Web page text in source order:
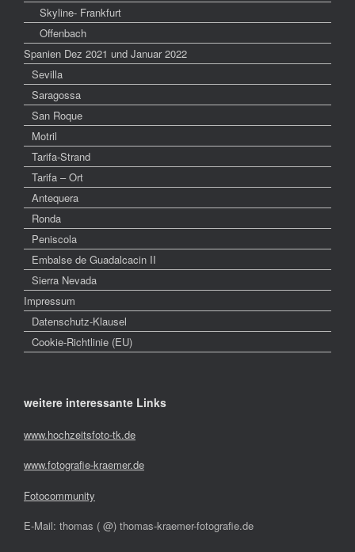
Skyline- Frankfurt
Offenbach
Spanien Dez 2021 und Januar 2022
Sevilla
Saragossa
San Roque
Motril
Tarifa-Strand
Tarifa – Ort
Antequera
Ronda
Peniscola
Embalse de Guadalcacin II
Sierra Nevada
Impressum
Datenschutz-Klausel
Cookie-Richtlinie (EU)
weitere interessante Links
www.hochzeitsfoto-tk.de
www.fotografie-kraemer.de
Fotocommunity
E-Mail: thomas ( @) thomas-kraemer-fotografie.de